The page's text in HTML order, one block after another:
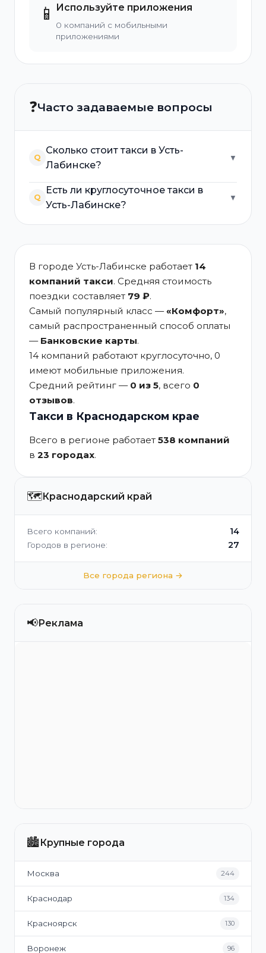
📱 Используйте приложения
0 компаний с мобильными
приложениями
❓Часто задаваемые вопросы
Q
Сколько стоит такси в Усть-
Лабинске?
▼
Q
Есть ли круглосуточное такси в
Усть-Лабинске?
▼
В городе Усть-Лабинске работает 14
компаний такси. Средняя стоимость
поездки составляет 79 ₽.
Самый популярный класс —«Комфорт»,
самый распространенный способ оплаты
— Банковские карты.
14 компаний работают круглосуточно, 0
имеют мобильные приложения.
Средний рейтинг — 0 из 5, всего 0
отзывов.
Такси в Краснодарском крае
Всего в регионе работает 538 компаний
в 23 городах.
🗺️Краснодарский край
Всего компаний: 14
Городов в регионе: 27
Все города региона →
📢Реклама
🏙️Крупные города
Москва 244
Краснодар 134
Красноярск 130
Воронеж 96